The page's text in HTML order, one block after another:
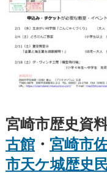
宮崎市歴史資
古館・ 宮崎市
市天ケ城歴史